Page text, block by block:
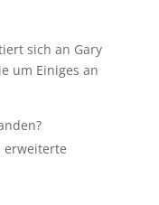
sich an Gary
um Einiges an
erweiterte